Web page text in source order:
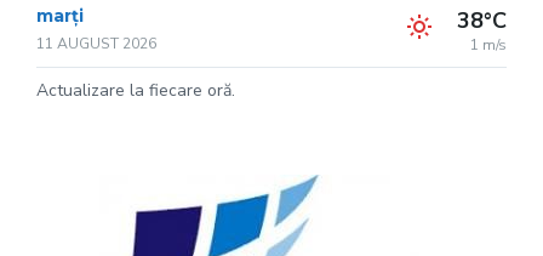
marți
11 AUGUST 2026
38°C
1 m/s
Actualizare la fiecare oră.